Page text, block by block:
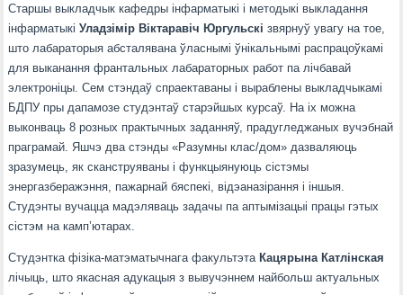
Старшы выкладчык кафедры інфарматыкі і методыкі выкладання
інфарматыкіУладзімір Віктаравіч Юргульскізвярнуў увагу на тое,
што лабараторыя абсталявана ўласнымі ўнікальнымі распрацоўкамі
для выканання франтальных лабараторных работ па лічбавай
электроніцы. Сем стэндаў спраектаваны і выраблены выкладчыкамі
БДПУ пры дапамозе студэнтаў старэйшых курсаў. На іх можна
выконваць 8 розных практычных заданняў, прадугледжаных вучэбнай
праграмай. Яшчэ два стэнды «Разумны клас/дом» дазваляюць
зразумець, як сканструяваны і функцыянуюць сістэмы
энергазберажэння, пажарнай бяспекі, відэаназірання і іншыя.
Студэнты вучацца мадэляваць задачы па аптымізацыі працы гэтых
сістэм на камп’ютарах.
Студэнтка фізіка-матэматычнага факультэтаКацярына Катлінская
лічыць, што якасная адукацыя з вывучэннем найбольш актуальных